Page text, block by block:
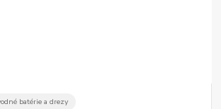
batérie a drezy